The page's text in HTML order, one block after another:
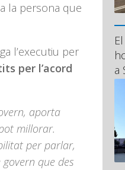
la persona que
l’executiu per
per l’acord
aporta
millorar.
per parlar,
que des
a